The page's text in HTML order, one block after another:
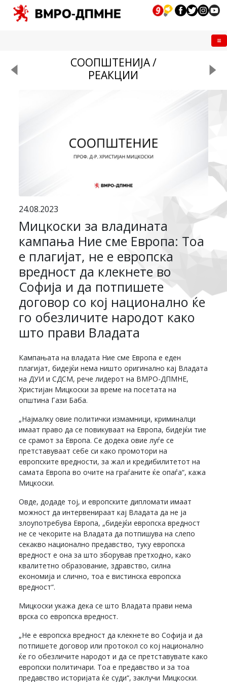
СООПШТЕНИЈА /
РЕАКЦИИ
24.08.2023
Мицкоски за владината
кампања Ние сме Европа: Тоа
е плагијат, не е европска
вредност да клекнете во
Софија и да потпишете
договор со кој национално ќе
го обезличите народот како
што прави Владата
Кампањата на владата Ние сме Европа е еден
плагијат, бидејќи нема ништо оригинално кај Владата
на ДУИ и СДСМ, рече лидерот на ВМРО-ДПМНЕ,
Христијан Мицкоски за време на посетата на
општина Гази Баба.
„Најмалку овие политички измамници, криминалци
имаат право да се повикуваат на Европа, бидејќи тие
се срамот за Европа. Се додека овие луѓе се
претставуваат себе си како промотори на
европските вредности, за жал и кредибилитетот на
самата Европа во очите на граѓаните ќе опаѓа“, кажа
Мицкоски.
Овде, додаде тој, и европските дипломати имаат
можност да интервенираат кај Владата да не ја
злоупотребува Европа, „бидејќи европска вредност
не се чекорите на Владата да потпишува на слепо
секакво национално предавство, туку европска
вредност е она за што зборував претходно, како
квалитетно образование, здравство, силна
економија и слично, тоа е вистинска европска
вредност“.
Мицкоски укажа дека се што Владата прави нема
врска со европска вредност.
„Не е европска вредност да клекнете во Софија и да
потпишете договор или протокол со кој национално
ќе го обезличите народот и да се претставувате како
европски политичари. Тоа е предавство и за тоа
предавство историјата ќе суди“, заклучи Мицкоски.